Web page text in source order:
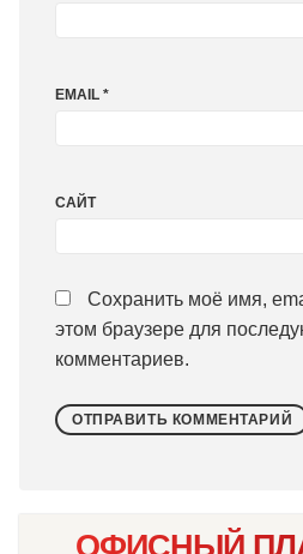
EMAIL *
САЙТ
Сохранить моё имя,
этом браузере для
комментариев.